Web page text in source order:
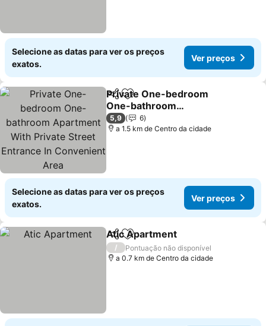
Selecione as datas para ver os preços
exatos.
Ver preços
PartilharAdicionar aos favoritos
Private One-bedroom
One-bathroom
Apartment With Private
Street Entrance In
5,9
6
a 1.5 km de Centro da cidade
Selecione as datas para ver os preços
exatos.
Ver preços
PartilharAdicionar aos favoritos
Atic Apartment
/
Pontuação não disponível
a 0.7 km de Centro da cidade